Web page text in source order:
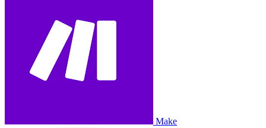
Make